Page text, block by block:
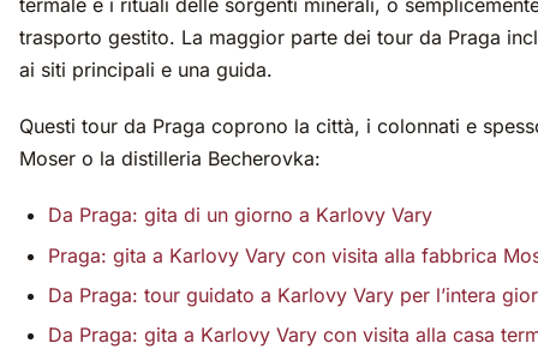
termale e i rituali delle sorgenti minerali, o
trasporto gestito. La maggior parte dei tour da Praga
ai siti principali e una guida.
Questi tour da Praga coprono la città, i colonnati e
Moser o la distilleria Becherovka:
Da Praga: gita di un giorno a Karlovy Vary
Praga: gita a Karlovy Vary con visita alla fabbrica
Da Praga: tour guidato a Karlovy Vary per l’intera
Da Praga: gita a Karlovy Vary con visita alla casa